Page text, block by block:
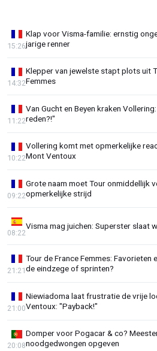
Klap voor Visma-familie: ernstig
jarige renner
15:26
Klepper van jewelste stapt plots uit
Femmes
14:32
Van Gucht en Beyen kraken
reden?!"
11:22
Vollering komt met opmerkelijke
Mont Ventoux
10:22
Grote naam moet Tour onmiddellijk
opmerkelijke strijd
09:22
Visma mag juichen: Superster slaat
08:22
Tour de France Femmes: Favorieten
de eindzege of sprinten?
21:21
Niewiadoma laat frustratie de vrije
Ventoux: "Payback!"
21:00
Domper voor Pogacar & co?
noodgedwongen opgeven
20:08